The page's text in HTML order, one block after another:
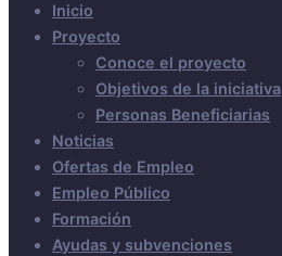
Inicio
Proyecto
Conoce el proyecto
Objetivos de la iniciativa
Personas Beneficiarias
Noticias
Ofertas de Empleo
Empleo Público
Formación
Ayudas y subvenciones